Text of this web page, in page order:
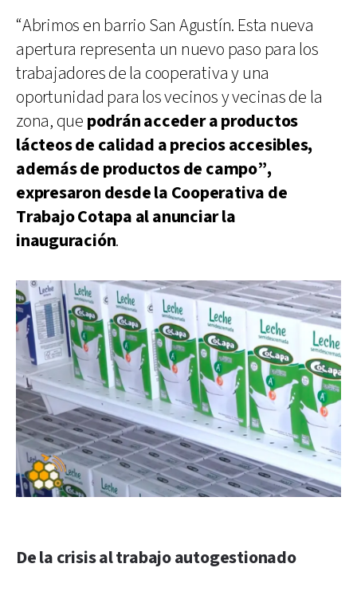
“Abrimos en barrio San Agustín. Esta nueva
apertura representa un nuevo paso para los
trabajadores de la cooperativa y una
oportunidad para los vecinos y vecinas de la
zona, que podrán acceder a productos
lácteos de calidad a precios accesibles,
además de productos de campo”,
expresaron desde la Cooperativa de
Trabajo Cotapa al anunciar la
inauguración.
De la crisis al trabajo autogestionado